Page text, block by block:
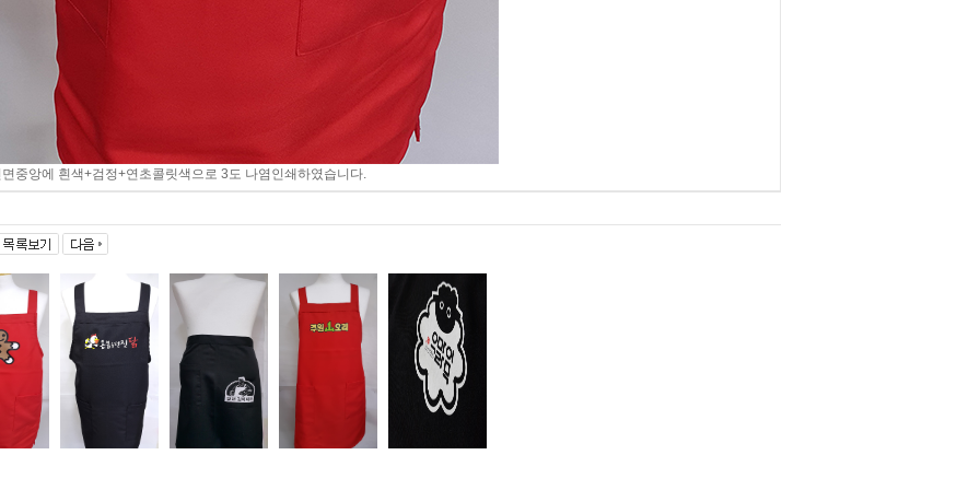
중앙에 흰색+검정+연초콜릿색으로 3도 나염인쇄하였습니다.